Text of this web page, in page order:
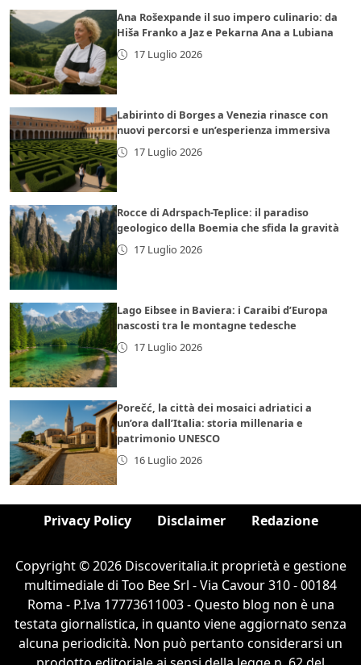
Ana Rošexpande il suo impero culinario: da
Hiša Franko a Jaz e Pekarna Ana a Lubiana
17 Luglio 2026
Labirinto di Borges a Venezia rinasce con
nuovi percorsi e un’esperienza immersiva
17 Luglio 2026
Rocce di Adrspach-Teplice: il paradiso
geologico della Boemia che sfida la gravità
17 Luglio 2026
Lago Eibsee in Baviera: i Caraibi d’Europa
nascosti tra le montagne tedesche
17 Luglio 2026
Porečć, la città dei mosaici adriatici a
un’ora dall’Italia: storia millenaria e
patrimonio UNESCO
16 Luglio 2026
Privacy Policy Disclaimer Redazione
Copyright © 2026 Discoveritalia.it proprietà e gestione
multimediale di Too Bee Srl - Via Cavour 310 - 00184
Roma - P.Iva 17773611003 - Questo blog non è una
testata giornalistica, in quanto viene aggiornato senza
alcuna periodicità. Non può pertanto considerarsi un